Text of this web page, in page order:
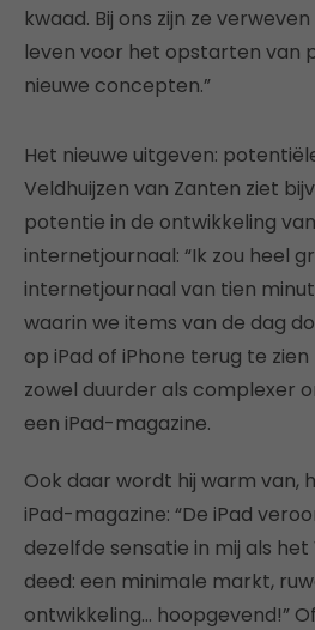
kwaad. Bij ons zijn ze
leven voor het opstarten van
nieuwe concepten.”
Het nieuwe uitgeven:
Veldhuijzen van Zanten ziet
potentie in de ontwikkeling
internetjournaal: “Ik zou heel
internetjournaal van tien
waarin we items van de dag
op iPad of iPhone terug te zien
zowel duurder als complexer
een iPad-magazine.
Ook daar wordt hij warm van,
iPad-magazine: “De iPad
dezelfde sensatie in mij als het
deed: een minimale markt,
ontwikkeling… hoopgevend!”